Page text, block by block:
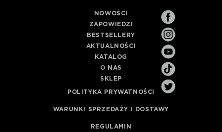
NOWOŚCI
ZAPOWIEDZI
BESTSELLERY
AKTUALNOŚCI
KATALOG
O NAS
SKLEP
POLITYKA PRYWATNOŚCI
WARUNKI SPRZEDAŻY I DOSTAWY
REGULAMIN